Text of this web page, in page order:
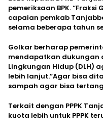
pemeriksaan BPK.
capaian pemkab
selama beberapa tahun
Golkar berharap
mendapatkan dukungan
Lingkungan Hidup (DLH)
lebih lanjut.”Agar bisa
sampah agar bisa
Terkait dengan PPPK
kuota lebih untuk PPPK